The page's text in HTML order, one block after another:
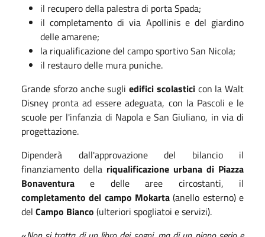
il recupero della palestra di porta Spada;
il completamento di via Apollinis e del giardino
delle amarene;
la riqualificazione del campo sportivo San Nicola;
il restauro delle mura puniche.
Grande sforzo anche sugli edifici scolastici con la Walt
Disney pronta ad essere adeguata, con la Pascoli e le
scuole per l'infanzia di Napola e San Giuliano, in via di
progettazione.
Dipenderà dall'approvazione del bilancio il
finanziamento della riqualificazione urbana di Piazza
Bonaventura e delle aree circostanti, il
completamento del campo Mokarta (anello esterno) e
del Campo Bianco (ulteriori spogliatoi e servizi).